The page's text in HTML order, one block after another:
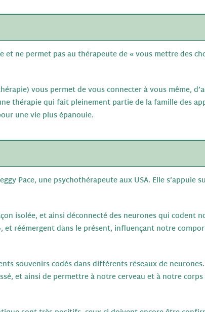
ne permet pas au thérapeute de « vous mettre des
vous permet de vous connecter à vous même,
thérapie qui fait pleinement partie de la famille des
une vie plus épanouie.
Pace, une psychothérapeute aux USA. Elle s’appuie
isolée, et ainsi déconnecté des neurones qui codent
et réémergent dans le présent, influençant notre
souvenirs codés dans différents réseaux de
et ainsi de permettre à notre cerveau et à notre corps